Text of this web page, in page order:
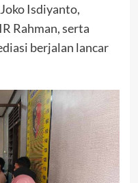
Isdiyanto,
Rahman, serta
berjalan lancar